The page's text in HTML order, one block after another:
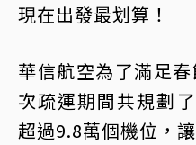
現在出發最划算！
華信航空為了滿足
次疏運期間共規劃
超過9.8萬個機位，